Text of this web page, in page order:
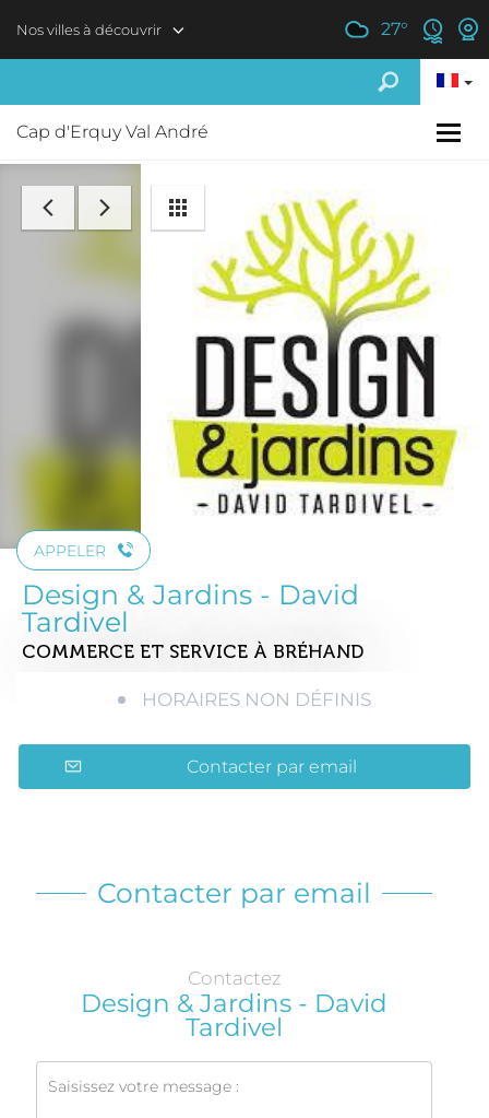
Nos villes à découvrir 27°
Cap d'Erquy Val André
APPELER
Design & Jardins - David
Tardivel
COMMERCE ET SERVICE À BRÉHAND
HORAIRES NON DÉFINIS
Contacter par email
Contacter par email
Contactez
Design & Jardins - David
Tardivel